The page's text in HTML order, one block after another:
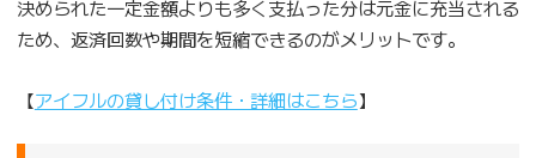
決められた一定金額よりも多く支払った分は元金に充当される
ため、返済回数や期間を短縮できるのがメリットです。
【アイフルの貸し付け条件・詳細はこちら】